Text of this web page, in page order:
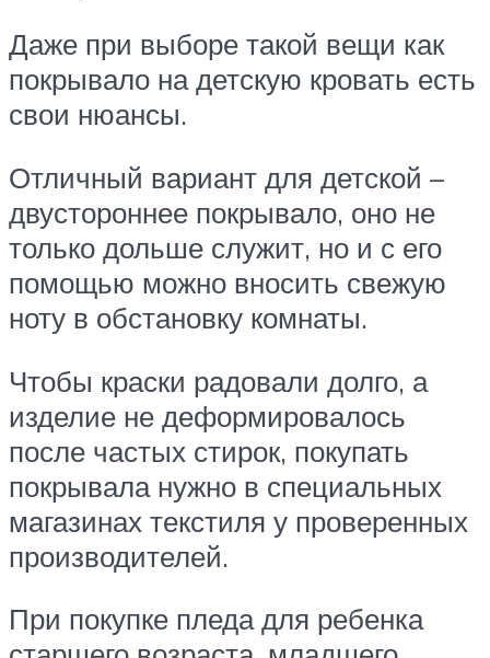
Даже при выборе такой вещи как
покрывало на детскую кровать есть
свои нюансы.
Отличный вариант для детской –
двустороннее покрывало, оно не
только дольше служит, но и с его
помощью можно вносить свежую
ноту в обстановку комнаты.
Чтобы краски радовали долго, а
изделие не деформировалось
после частых стирок, покупать
покрывала нужно в специальных
магазинах текстиля у проверенных
производителей.
При покупке пледа для ребенка